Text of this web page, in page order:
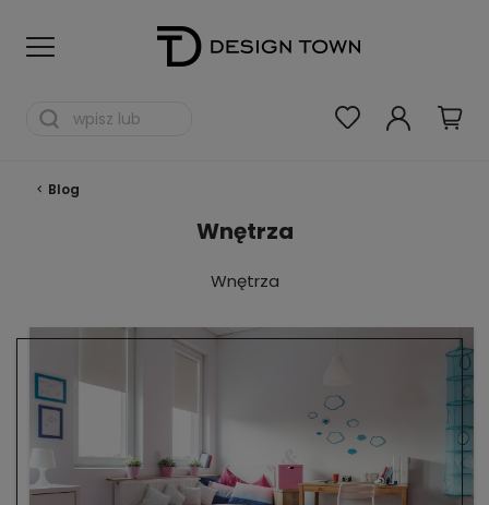
Blog
Wnętrza
Wnętrza